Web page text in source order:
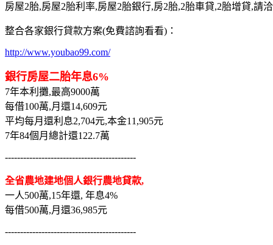
房屋2胎,房屋2胎利率,房屋2胎銀行,房2胎,2胎車貸,2胎增貸,請洽
整合各家銀行貸款方案(免費諮詢看看)：
http://www.youbao99.com/
銀行房屋二胎年息6%
7年本利攤,最高9000萬
每借100萬,月還14,609元
平均每月還利息2,704元,本金11,905元
7年84個月總計還122.7萬
-------------------------------------------
全省農地建地個人銀行農地貸款,
一人500萬,15年還, 年息4%
每借500萬,月還36,985元
-------------------------------------------